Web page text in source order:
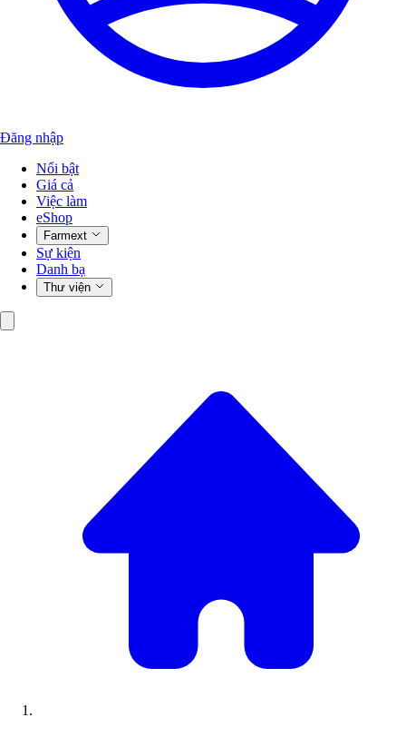
Đăng nhập
Nổi bật
Giá cả
Việc làm
eShop
Farmext
Sự kiện
Danh bạ
Thư viện